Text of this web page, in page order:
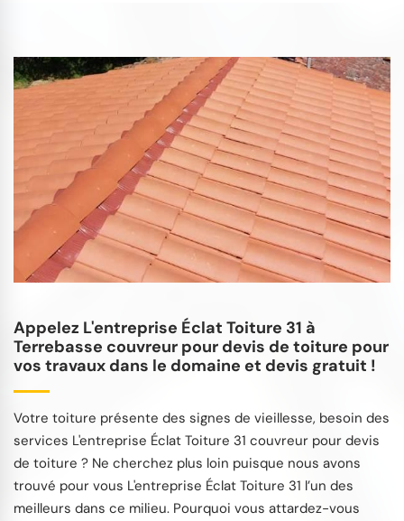
Appelez L'entreprise Éclat Toiture 31 à
Terrebasse couvreur pour devis de toiture pour
vos travaux dans le domaine et devis gratuit !
Votre toiture présente des signes de vieillesse, besoin des
services L'entreprise Éclat Toiture 31 couvreur pour devis
de toiture ? Ne cherchez plus loin puisque nous avons
trouvé pour vous L'entreprise Éclat Toiture 31 l’un des
meilleurs dans ce milieu. Pourquoi vous attardez-vous